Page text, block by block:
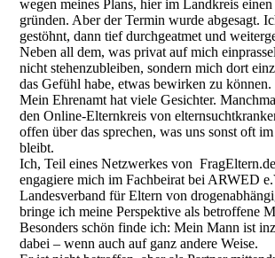
wegen meines Plans, hier im Landkreis
gründen. Aber der Termin wurde abgesagt.
gestöhnt, dann tief durchgeatmet und
Neben all dem, was privat auf mich
nicht stehenzubleiben, sondern mich dort
das Gefühl habe, etwas bewirken zu können.
Mein Ehrenamt hat viele Gesichter.
den Online-Elternkreis von
offen über das sprechen, was uns sonst oft
bleibt.
Ich, Teil eines Netzwerkes von
engagiere mich im Fachbeirat bei ARWED
Landesverband für Eltern von
bringe ich meine Perspektive als betroffene
Besonders schön finde ich: Mein Mann ist
dabei – wenn auch auf ganz andere Weise.